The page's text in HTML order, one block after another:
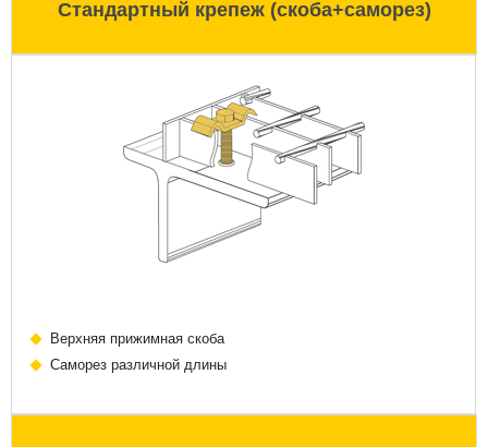
Стандартный крепеж (скоба+саморез)
Верхняя прижимная скоба
Саморез различной длины